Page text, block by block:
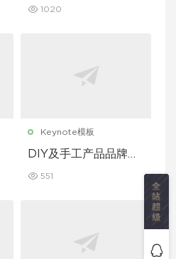
1020
Keynote模板
DIY及手工产品品牌推
eynote 模板
551